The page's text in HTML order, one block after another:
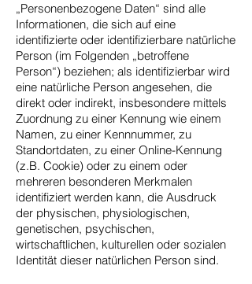
„Personenbezogene Daten“ sind alle
Informationen, die sich auf eine
identifizierte oder identifizierbare natürliche
Person (im Folgenden „betroffene
Person“) beziehen; als identifizierbar wird
eine natürliche Person angesehen, die
direkt oder indirekt, insbesondere mittels
Zuordnung zu einer Kennung wie einem
Namen, zu einer Kennnummer, zu
Standortdaten, zu einer Online-Kennung
(z.B. Cookie) oder zu einem oder
mehreren besonderen Merkmalen
identifiziert werden kann, die Ausdruck
der physischen, physiologischen,
genetischen, psychischen,
wirtschaftlichen, kulturellen oder sozialen
Identität dieser natürlichen Person sind.